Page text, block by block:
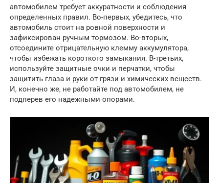
автомобилем требует аккуратности и соблюдения
определенных правил. Во-первых, убедитесь, что
автомобиль стоит на ровной поверхности и
зафиксирован ручным тормозом. Во-вторых,
отсоедините отрицательную клемму аккумулятора,
чтобы избежать короткого замыкания. В-третьих,
используйте защитные очки и перчатки, чтобы
защитить глаза и руки от грязи и химических веществ.
И, конечно же, не работайте под автомобилем, не
подперев его надежными опорами.